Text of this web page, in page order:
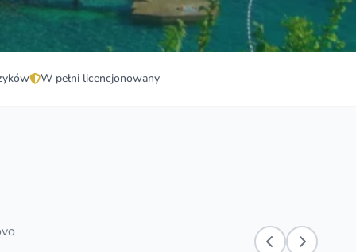
W pełni licencjonowany